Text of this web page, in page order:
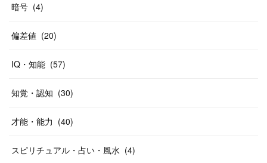
暗号 (4)
偏差値 (20)
IQ・知能 (57)
知覚・認知 (30)
才能・能力 (40)
スピリチュアル・占い・風水 (4)